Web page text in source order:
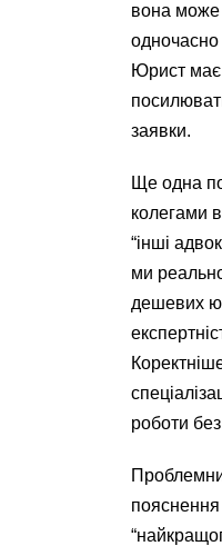
вона може
одночасно
Юрист має
заявки.
Ще одна
колегами
“інші
ми
дешевих
роботи